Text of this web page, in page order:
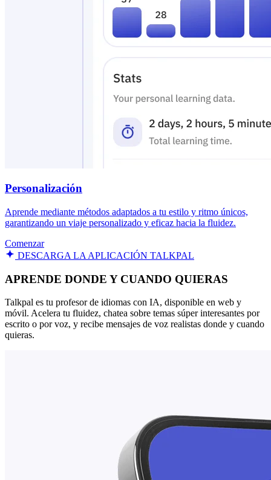
Personalización
Aprende mediante métodos adaptados a tu estilo y ritmo únicos,
garantizando un viaje personalizado y eficaz hacia la fluidez.
Comenzar
DESCARGA LA APLICACIÓN TALKPAL
APRENDE DONDE Y CUANDO QUIERAS
Talkpal es tu profesor de idiomas con IA, disponible en web y
móvil. Acelera tu fluidez, chatea sobre temas súper interesantes por
escrito o por voz, y recibe mensajes de voz realistas donde y cuando
quieras.